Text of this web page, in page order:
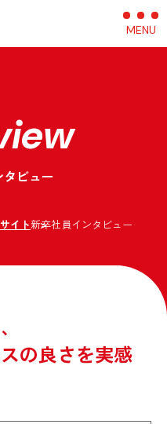
MENU
ビュー
イト新卒社員インタビュー
の良さを実感